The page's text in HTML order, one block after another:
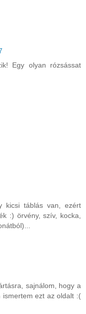
Egy olyan rózsássat
kicsi táblás van, ezért
:) örvény, szív, kocka,
sajnálom, hogy a
ismertem ezt az oldalt :(